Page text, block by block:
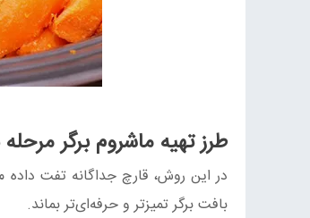
طرز تهیه ماشروم برگر
در این روش، قارچ جداگانه تفت
بافت برگر تمیزتر و حرفه‌ای‌تر بماند.